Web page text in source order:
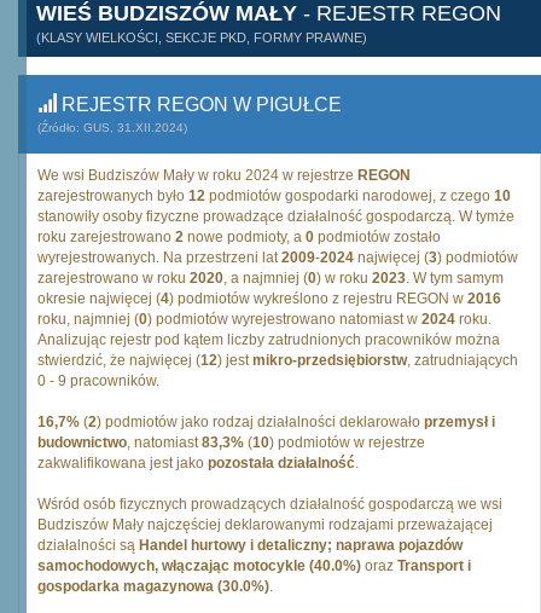
WIEŚ BUDZISZÓW MAŁY - REJESTR REGON
(KLASY WIELKOŚCI, SEKCJE PKD, FORMY PRAWNE)
REJESTR REGON W PIGUŁCE
(Źródło: GUS, 31.XII.2024)
We wsi Budziszów Mały w roku 2024 w rejestrze REGON
zarejestrowanych było 12 podmiotów gospodarki narodowej, z czego 10
stanowiły osoby fizyczne prowadzące działalność gospodarczą. W tymże
roku zarejestrowano 2 nowe podmioty, a 0 podmiotów zostało
wyrejestrowanych. Na przestrzeni lat2009-2024 najwięcej (3) podmiotów
zarejestrowano w roku 2020, a najmniej (0) w roku 2023. W tym samym
okresie najwięcej (4) podmiotów wykreślono z rejestru REGON w 2016
roku, najmniej (0) podmiotów wyrejestrowano natomiast w 2024 roku.
Analizując rejestr pod kątem liczby zatrudnionych pracowników można
stwierdzić, że najwięcej (12) jestmikro-przedsiębiorstw, zatrudniających
0 - 9 pracowników.
16,7% (2) podmiotów jako rodzaj działalności deklarowało przemysł i
budownictwo, natomiast83,3% (10) podmiotów w rejestrze
zakwalifikowana jest jako pozostała działalność.
Wśród osób fizycznych prowadzących działalność gospodarczą we wsi
Budziszów Mały najczęściej deklarowanymi rodzajami przeważającej
działalności są Handel hurtowy i detaliczny; naprawa pojazdów
samochodowych, włączając motocykle (40.0%) oraz Transport i
gospodarka magazynowa (30.0%).